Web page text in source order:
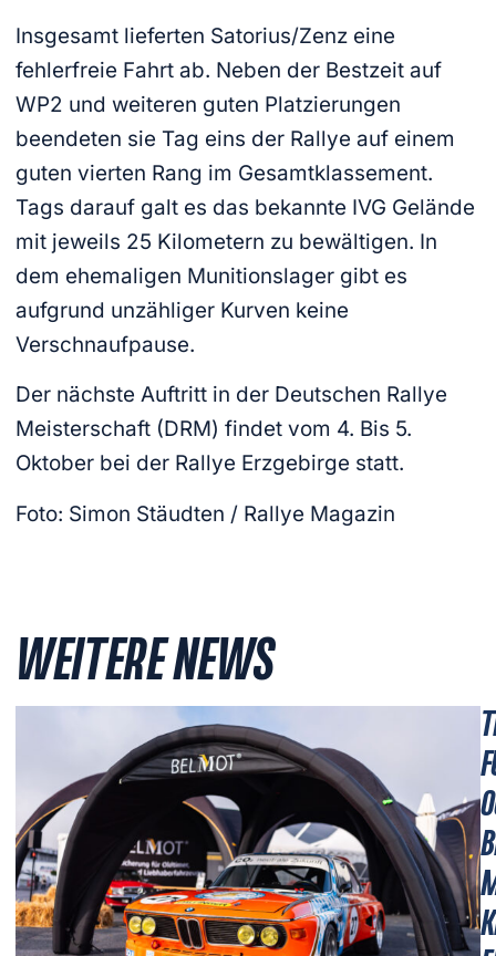
Insgesamt lieferten Satorius/Zenz eine
fehlerfreie Fahrt ab. Neben der Bestzeit auf
WP2 und weiteren guten Platzierungen
beendeten sie Tag eins der Rallye auf einem
guten vierten Rang im Gesamtklassement.
Tags darauf galt es das bekannte IVG Gelände
mit jeweils 25 Kilometern zu bewältigen. In
dem ehemaligen Munitionslager gibt es
aufgrund unzähliger Kurven keine
Verschnaufpause.
Der nächste Auftritt in der Deutschen Rallye
Meisterschaft (DRM) findet vom 4. Bis 5.
Oktober bei der Rallye Erzgebirge statt.
Foto: Simon Stäudten / Rallye Magazin
WEITERE NEWS